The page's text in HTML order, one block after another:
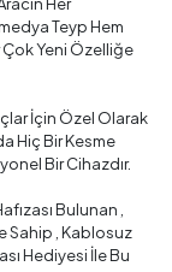
Teyp Hem
Çok Yeni Özelliğe
İçin Özel Olarak
Hiç Bir Kesme
Bir Cihazdır.
Bulunan ,
Sahip , Kablosuz
Hediyesi İle Bu